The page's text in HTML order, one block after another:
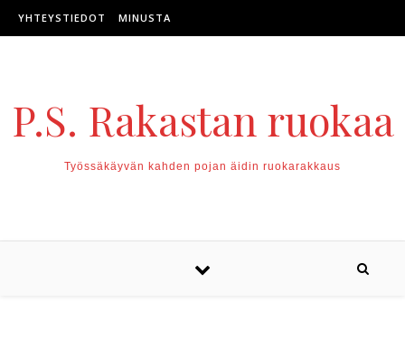
Skip to content
YHTEYSTIEDOT MINUSTA
P.S. Rakastan ruokaa
Työssäkäyvän kahden pojan äidin ruokarakkaus